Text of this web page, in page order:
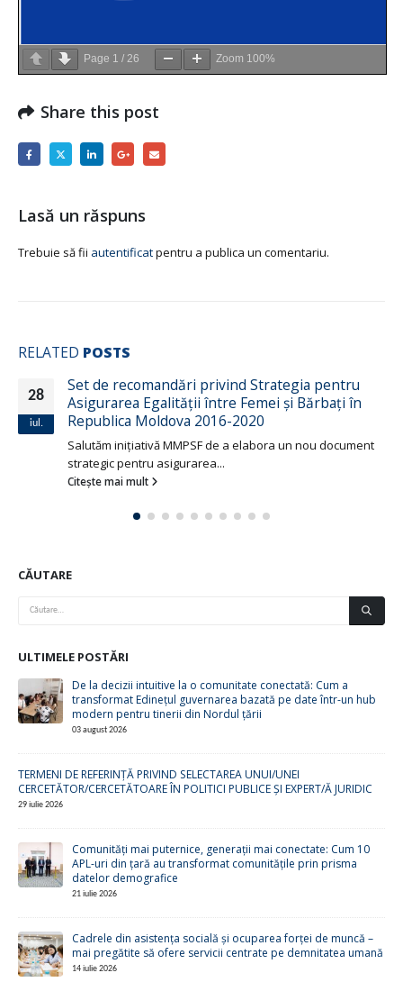
Page 1 / 26 Zoom 100%
Share this post
Lasă un răspuns
Trebuie să fii autentificatpentru a publica un comentariu.
RELATED POSTS
28
iul.
Set de recomandări privind Strategia pentru
Asigurarea Egalității între Femei și Bărbați în
Republica Moldova 2016-2020
Salutăm iniţiativă MMPSF de a elabora un nou document
strategic pentru asigurarea...
Citește mai mult
CĂUTARE
ULTIMELE POSTĂRI
De la decizii intuitive la o comunitate conectată: Cum a
transformat Edinețul guvernarea bazată pe date într-un hub
modern pentru tinerii din Nordul țării
03 august 2026
TERMENI DE REFERINȚĂ PRIVIND SELECTAREA UNUI/UNEI
CERCETĂTOR/CERCETĂTOARE ÎN POLITICI PUBLICE ȘI EXPERT/Ă JURIDIC
29 iulie 2026
Comunități mai puternice, generații mai conectate: Cum 10
APL-uri din țară au transformat comunitățile prin prisma
datelor demografice
21 iulie 2026
Cadrele din asistența socială și ocuparea forței de muncă –
mai pregătite să ofere servicii centrate pe demnitatea umană
14 iulie 2026